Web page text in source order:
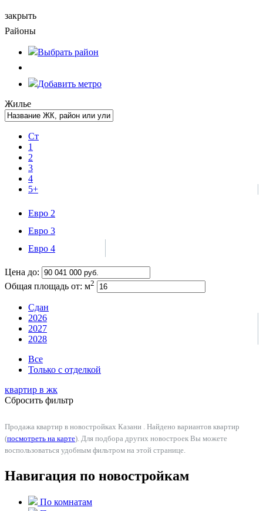
закрыть
Районы
Выбрать район
Добавить метро
Жилье
Ст
1
2
3
4
5+
Евро 2
Евро 3
Евро 4
Цена до:
Общая площадь от: м2
Сдан
2026
2027
2028
Все
Только с отделкой
квартир в жк
Сбросить фильтр
Продажа квартир в новостройках Казани . Найдено вариантов квартир
(посмотреть на карте). Для подбора других новостроек Вы можете
воспользоваться удобным фильтром на этой странице.
Навигация по новостройкам
По комнатам